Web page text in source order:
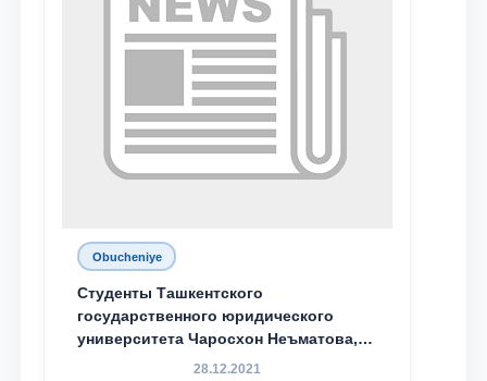
Obucheniye
Студенты Ташкентского
государственного юридического
университета Чаросхон Неъматова,
Севдо Хакимходжаева, Анбарой
28.12.2021